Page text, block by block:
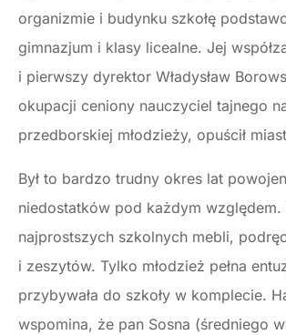
organizmie i budynku szkołę
gimnazjum i klasy licealne. Jej
i pierwszy dyrektor Władysław
okupacji ceniony nauczyciel tajnego
przedborskiej młodzieży, opuścił
Był to bardzo trudny okres lat
niedostatków pod każdym względem.
najprostszych szkolnych mebli,
i zeszytów. Tylko młodzież pełna
przybywała do szkoły w komplecie.
wspomina, że pan Sosna (średniego